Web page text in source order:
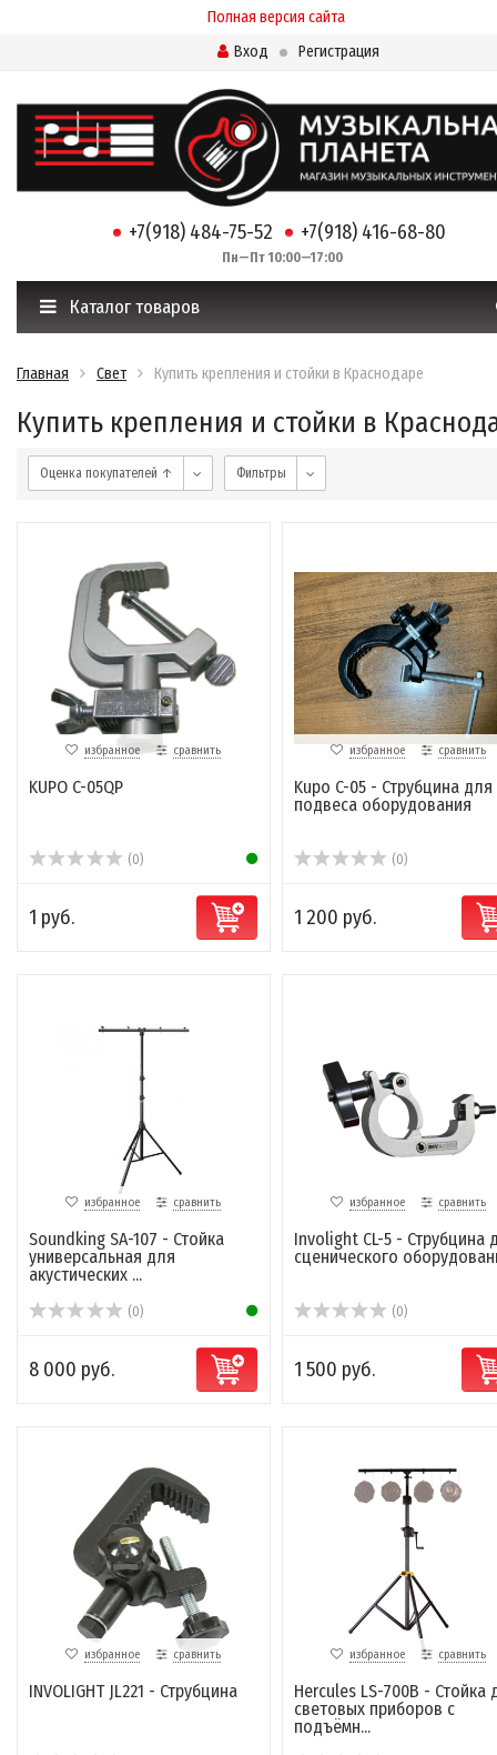
Полная версия сайта
Вход
Регистрация
+7(918) 484-75-52 +7(918) 416-68-80
Пн—Пт 10:00—17:00
Каталог товаров
Главная Свет Купить крепления и стойки в Краснодаре
Купить крепления и стойки в
Оценка покупателей ↑ Фильтры
избранное сравнить
KUPO C-05QP
(0)
1 руб.
избранное сравнить
Kupo C-05 - Струбцина для
подвеса оборудования
(0)
1 200 руб.
избранное сравнить
Soundking SA-107 - Стойка
универсальная для
акустических ...
(0)
8 000 руб.
избранное сравнить
Involight CL-5 - Струбцина
сценического
(0)
1 500 руб.
избранное сравнить
INVOLIGHT JL221 - Струбцина
избранное сравнить
Hercules LS-700B - Стойка
световых приборов с
подъёмн...